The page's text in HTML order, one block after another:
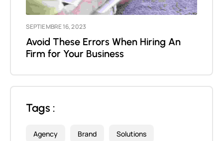
SEPTIEMBRE 16, 2023
Avoid These Errors When Hiring An
Firm for Your Business
Tags :
Agency Brand Solutions